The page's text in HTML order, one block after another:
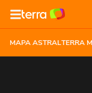
MAPA ASTRALTERRA